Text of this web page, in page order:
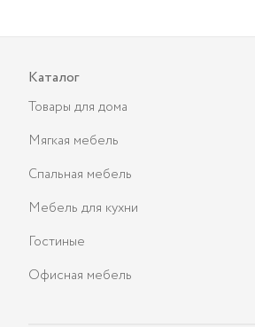
Каталог
Товары для дома
Мягкая мебель
Спальная мебель
Мебель для кухни
Гостиные
Офисная мебель